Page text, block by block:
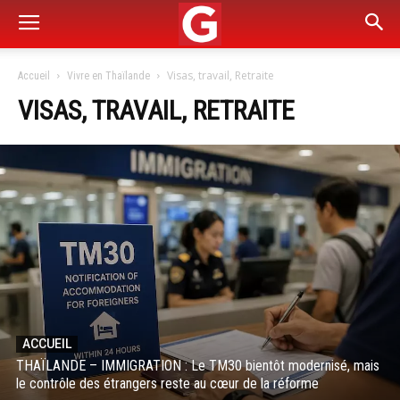
Accueil Vivre en Thaïlande Visas, travail, Retraite
VISAS, TRAVAIL, RETRAITE
ACCUEIL
THAÏLANDE – IMMIGRATION : Le TM30 bientôt modernisé, mais
le contrôle des étrangers reste au cœur de la réforme